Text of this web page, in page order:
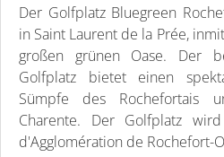
Der Golfplatz Bluegreen
in Saint Laurent de la Prée,
großen grünen Oase. Der
Golfplatz bietet einen
Sümpfe des Rochefortais
Charente. Der Golfplatz
d'Agglomération de Rochefort-